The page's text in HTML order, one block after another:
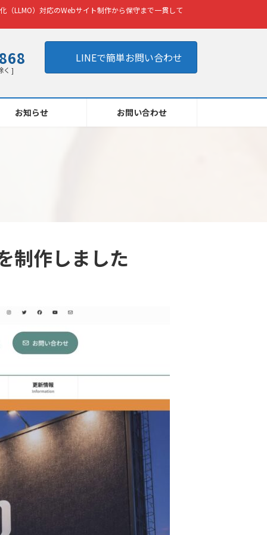
（LLMO）対応のWebサイト制作から保守まで一貫して
く ]
LINEで簡単お問い合わせ
お知らせ お問い合わせ
制作しました